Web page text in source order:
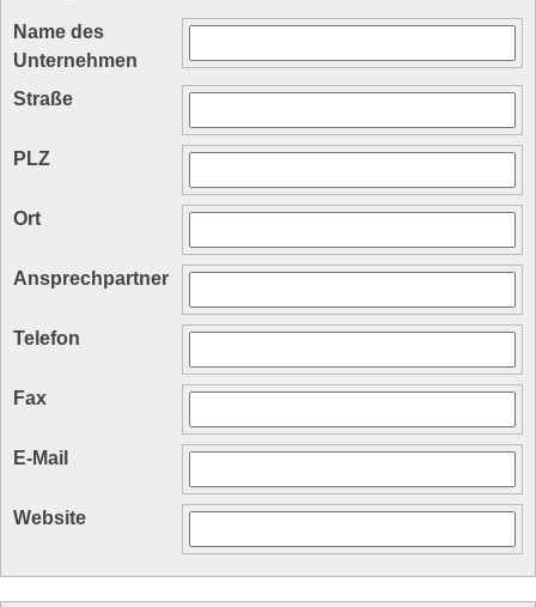
Name des
Unternehmen
Straße
PLZ
Ort
Ansprechpartner
Telefon
Fax
E-Mail
Website